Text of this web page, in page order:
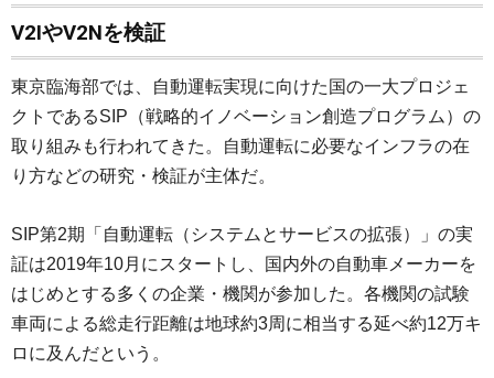
V2IやV2Nを検証
東京臨海部では、自動運転実現に向けた国の一大プロジェ
クトであるSIP（戦略的イノベーション創造プログラム）の
取り組みも行われてきた。自動運転に必要なインフラの在
り方などの研究・検証が主体だ。
SIP第2期「自動運転（システムとサービスの拡張）」の実
証は2019年10月にスタートし、国内外の自動車メーカーを
はじめとする多くの企業・機関が参加した。各機関の試験
車両による総走行距離は地球約3周に相当する延べ約12万キ
ロに及んだという。